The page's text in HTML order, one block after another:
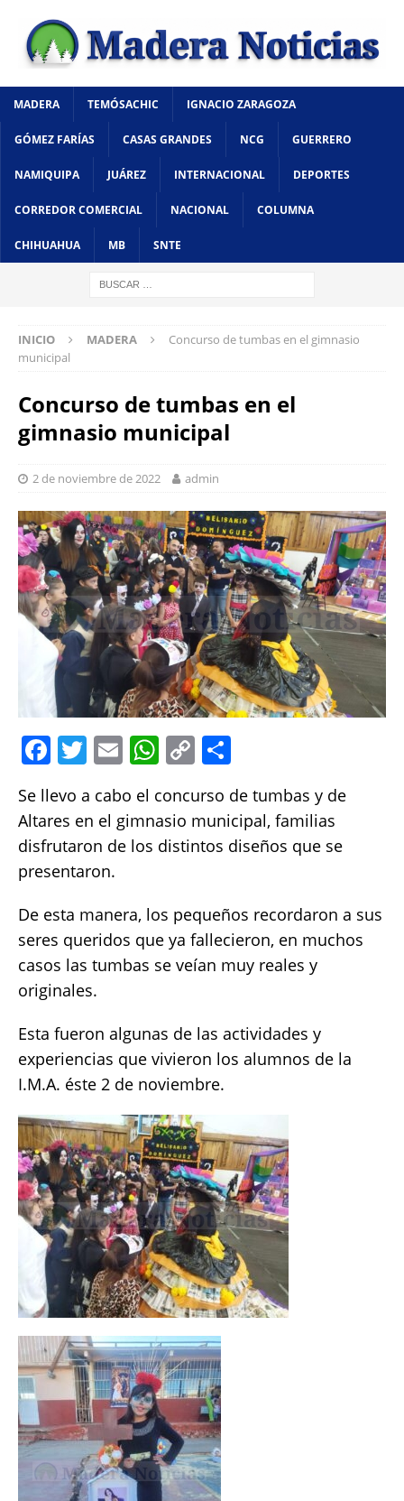
MADERA TEMÓSACHIC IGNACIO ZARAGOZA
GÓMEZ FARÍAS CASAS GRANDES NCG GUERRERO
NAMIQUIPA JUÁREZ INTERNACIONAL DEPORTES
CORREDOR COMERCIAL NACIONAL COLUMNA
CHIHUAHUA MB SNTE
INICIO MADERA
Concurso de tumbas en el gimnasio
municipal
Concurso de tumbas en el
gimnasio municipal
2 de noviembre de 2022 admin
F
c
e
b
o
k
T
it
te
r
E
m
ai
l
W
at
s
A
p
C
p
y
Li
k
h
a
re
Se llevo a cabo el concurso de tumbas y de
Altares en el gimnasio municipal, familias
disfrutaron de los distintos diseños que se
presentaron.
De esta manera, los pequeños recordaron a sus
seres queridos que ya fallecieron, en muchos
casos las tumbas se veían muy reales y
originales.
Esta fueron algunas de las actividades y
experiencias que vivieron los alumnos de la
I.M.A. éste 2 de noviembre.